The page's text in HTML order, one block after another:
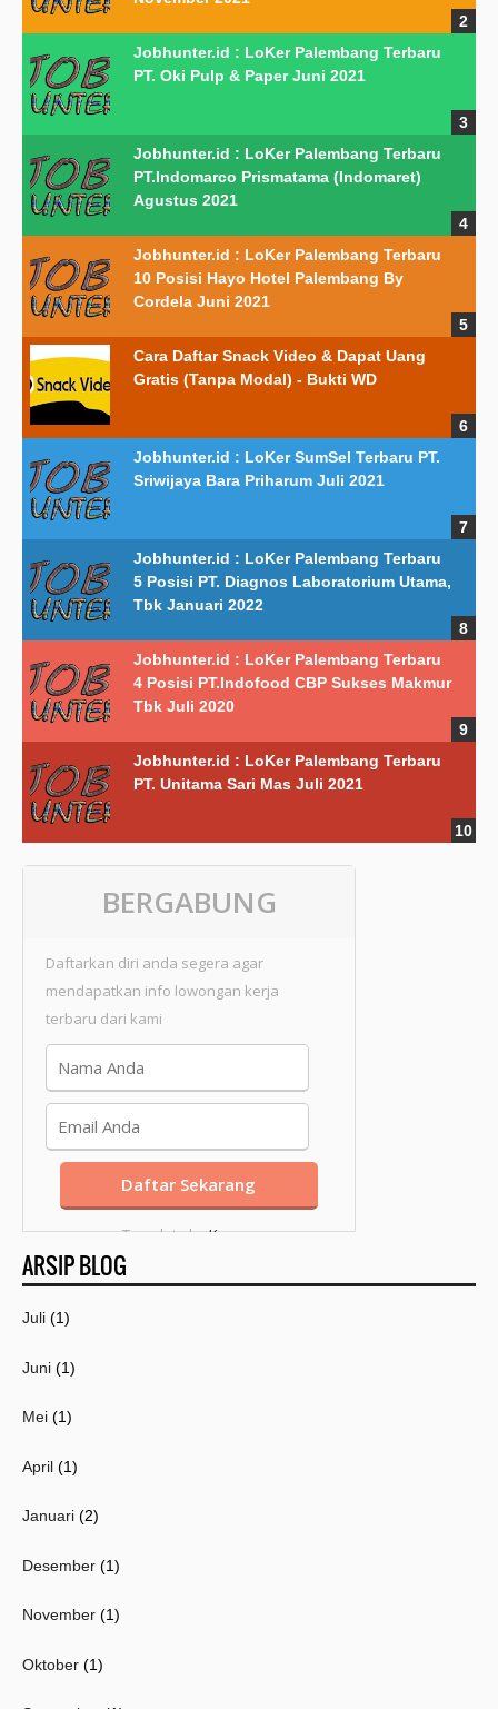
Jobhunter.id : LoKer Palembang Terbaru
PT. Oki Pulp & Paper Juni 2021
Jobhunter.id : LoKer Palembang Terbaru
PT.Indomarco Prismatama (Indomaret)
Agustus 2021
Jobhunter.id : LoKer Palembang Terbaru
10 Posisi Hayo Hotel Palembang By
Cordela Juni 2021
Cara Daftar Snack Video & Dapat Uang
Gratis (Tanpa Modal) - Bukti WD
Jobhunter.id : LoKer SumSel Terbaru PT.
Sriwijaya Bara Priharum Juli 2021
Jobhunter.id : LoKer Palembang Terbaru
5 Posisi PT. Diagnos Laboratorium Utama,
Tbk Januari 2022
Jobhunter.id : LoKer Palembang Terbaru
4 Posisi PT.Indofood CBP Sukses Makmur
Tbk Juli 2020
Jobhunter.id : LoKer Palembang Terbaru
PT. Unitama Sari Mas Juli 2021
BERGABUNG
Daftarkan diri anda segera agar
mendapatkan info lowongan kerja
terbaru dari kami
Template byKang
Mousir
ARSIP BLOG
Juli (1)
Juni (1)
Mei (1)
April (1)
Januari (2)
Desember (1)
November (1)
Oktober (1)